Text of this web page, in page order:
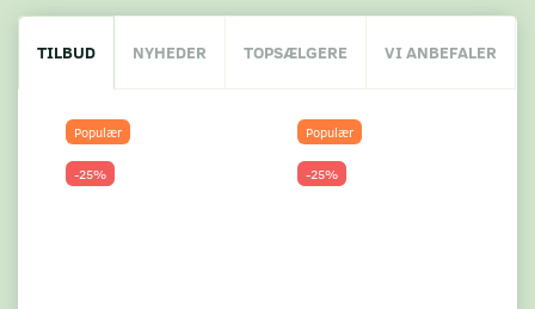
TILBUD NYHEDER TOPSÆLGERE VI ANBEFALER
Populær
-25%
Populær
-25%